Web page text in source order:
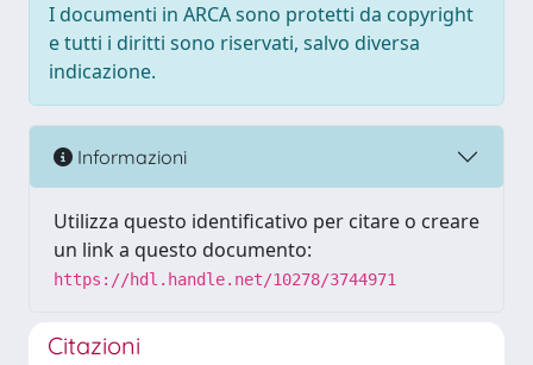
I documenti in ARCA sono protetti da copyright
e tutti i diritti sono riservati, salvo diversa
indicazione.
Informazioni
Utilizza questo identificativo per citare o creare
un link a questo documento:
https://hdl.handle.net/10278/3744971
Citazioni